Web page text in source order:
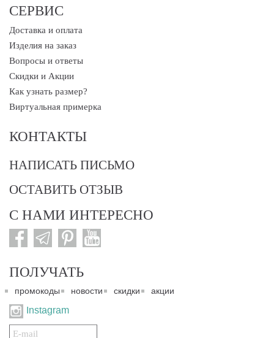
СЕРВИС
Доставка и оплата
Изделия на заказ
Вопросы и ответы
Скидки и Акции
Как узнать размер?
Виртуальная примерка
КОНТАКТЫ
НАПИСАТЬ ПИСЬМО
ОСТАВИТЬ ОТЗЫВ
С НАМИ ИНТЕРЕСНО
ПОЛУЧАТЬ
промокоды новости скидки акции
Instagram
Подписаться